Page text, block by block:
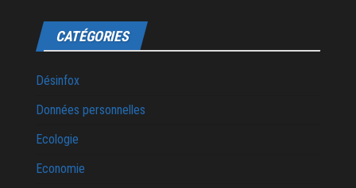
CATÉGORIES
Désinfox
Données personnelles
Ecologie
Economie